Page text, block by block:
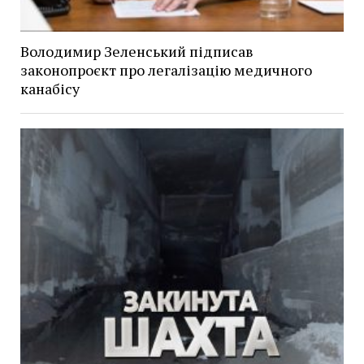
Володимир Зеленський підписав
законопроєкт про легалізацію медичного
канабісу